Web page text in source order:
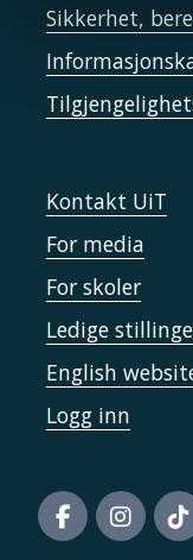
Sikkerhet,
Kontakt UiT
For media
For skoler
Ledige
English
Logg inn